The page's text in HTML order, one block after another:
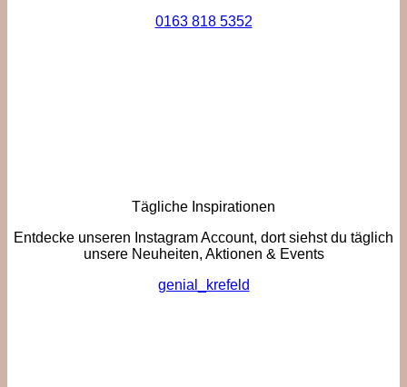
0163 818 5352
Tägliche Inspirationen
Entdecke unseren Instagram Account, dort siehst du täglich
unsere Neuheiten, Aktionen & Events
genial_krefeld